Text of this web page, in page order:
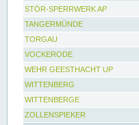
STÖR-SPERRWERK AP
TANGERMÜNDE
TORGAU
VOCKERODE
WEHR GEESTHACHT UP
WITTENBERG
WITTENBERGE
ZOLLENSPIEKER